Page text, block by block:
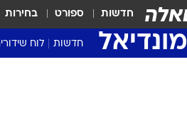
חדשות ספורט בחירות
מונדיאל חדשות לוח